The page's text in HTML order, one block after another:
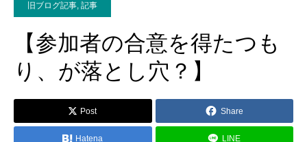
旧ブログ記事, 記事
【参加者の合意を得たつも
り、が落とし穴？】
Post Share
Hatena LINE